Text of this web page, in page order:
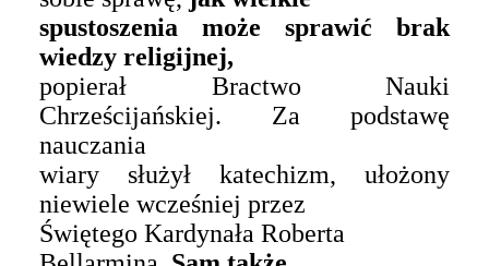
spustoszenia może sprawić brak
wiedzy religijnej,
popierał Bractwo Nauki
Chrześcijańskiej. Za podstawę
nauczania
wiary służył katechizm, ułożony
niewiele wcześniej przez
Świętego Kardynała Roberta